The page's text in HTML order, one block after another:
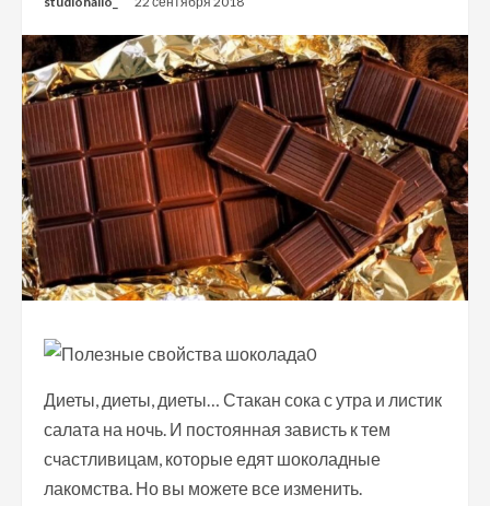
Диеты, диеты, диеты… Стакан сока с утра и листик
салата на ночь. И постоянная зависть к тем
счастливицам, которые едят шоколадные
лакомства. Но вы можете все изменить.